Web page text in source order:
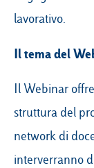
lavorativo.
Il tema del
Il Webinar
struttura del
network di
interverranno